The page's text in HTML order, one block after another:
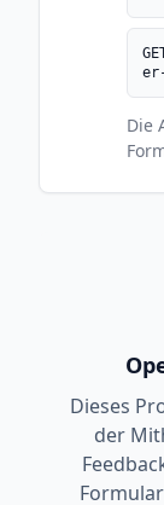
Die
Dieses
der